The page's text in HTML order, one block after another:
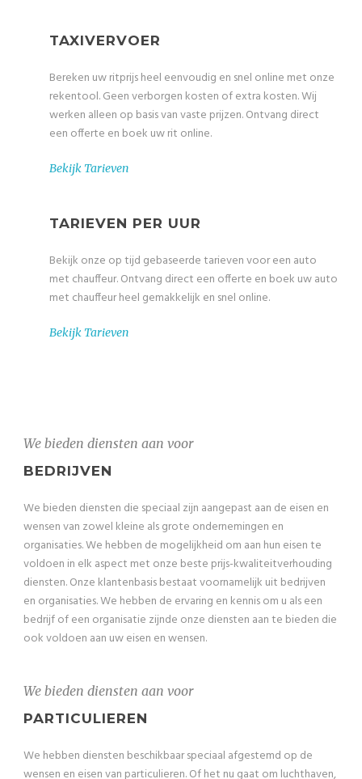
TAXIVERVOER
Bereken uw ritprijs heel eenvoudig en snel online met onze
rekentool. Geen verborgen kosten of extra kosten. Wij
werken alleen op basis van vaste prijzen. Ontvang direct
een offerte en boek uw rit online.
Bekijk Tarieven
TARIEVEN PER UUR
Bekijk onze op tijd gebaseerde tarieven voor een auto
met chauffeur. Ontvang direct een offerte en boek uw auto
met chauffeur heel gemakkelijk en snel online.
Bekijk Tarieven
We bieden diensten aan voor
BEDRIJVEN
We bieden diensten die speciaal zijn aangepast aan de eisen en
wensen van zowel kleine als grote ondernemingen en
organisaties. We hebben de mogelijkheid om aan hun eisen te
voldoen in elk aspect met onze beste prijs-kwaliteitverhouding
diensten. Onze klantenbasis bestaat voornamelijk uit bedrijven
en organisaties. We hebben de ervaring en kennis om u als een
bedrijf of een organisatie zijnde onze diensten aan te bieden die
ook voldoen aan uw eisen en wensen.
We bieden diensten aan voor
PARTICULIEREN
We hebben diensten beschikbaar speciaal afgestemd op de
wensen en eisen van particulieren. Of het nu gaat om luchthaven,